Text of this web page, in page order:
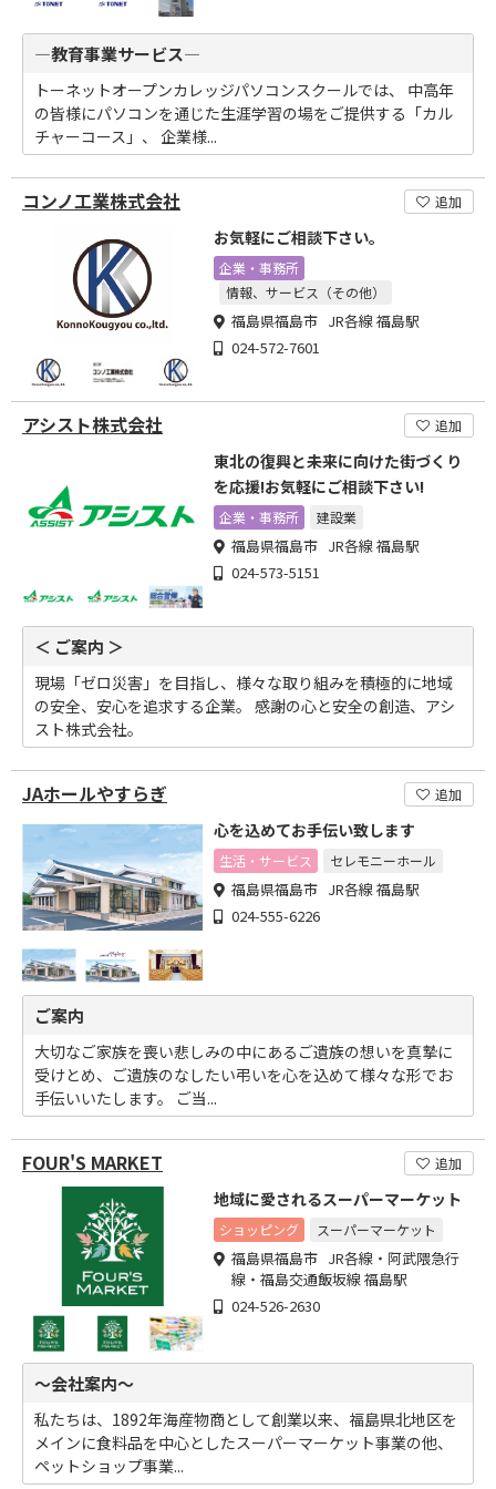
―教育事業サービス―
トーネットオープンカレッジパソコンスクールでは、 中高年
の皆様にパソコンを通じた生涯学習の場をご提供する「カル
チャーコース」、 企業様...
コンノ工業株式会社 追加
お気軽にご相談下さい。
企業・事務所
情報、サービス（その他）
福島県福島市 JR各線 福島駅
024-572-7601
アシスト株式会社 追加
東北の復興と未来に向けた街づくり
を応援!お気軽にご相談下さい!
企業・事務所 建設業
福島県福島市 JR各線 福島駅
024-573-5151
＜ ご案内 ＞
現場「ゼロ災害」を目指し、様々な取り組みを積極的に地域
の安全、安心を追求する企業。 感謝の心と安全の創造、アシ
スト株式会社。
JAホールやすらぎ 追加
心を込めてお手伝い致します
生活・サービス セレモニーホール
福島県福島市 JR各線 福島駅
024-555-6226
ご案内
大切なご家族を喪い悲しみの中にあるご遺族の想いを真摯に
受けとめ、ご遺族のなしたい弔いを心を込めて様々な形でお
手伝いいたします。 ご当...
FOUR'S MARKET 追加
地域に愛されるスーパーマーケット
ショッピング スーパーマーケット
福島県福島市 JR各線・阿武隈急行
線・福島交通飯坂線 福島駅
024-526-2630
～会社案内～
私たちは、1892年海産物商として創業以来、福島県北地区を
メインに食料品を中心としたスーパーマーケット事業の他、
ペットショップ事業...